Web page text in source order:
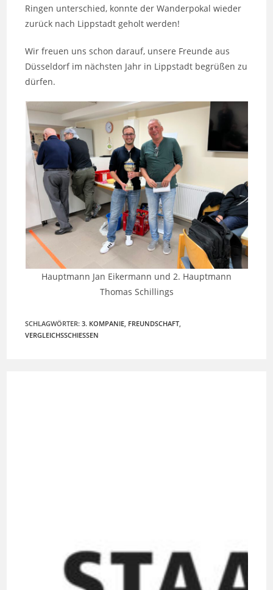
Ringen unterschied, konnte der Wanderpokal wieder
zurück nach Lippstadt geholt werden!
Wir freuen uns schon darauf, unsere Freunde aus
Düsseldorf im nächsten Jahr in Lippstadt begrüßen zu
dürfen.
Hauptmann Jan Eikermann und 2. Hauptmann
Thomas Schillings
SCHLAGWÖRTER:3. KOMPANIE, FREUNDSCHAFT,
VERGLEICHSSCHIESSEN